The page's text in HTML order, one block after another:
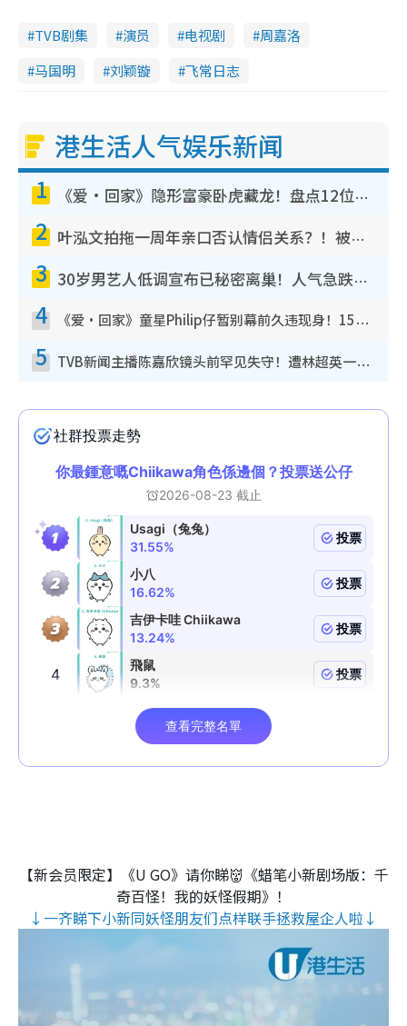
TVB剧集 演员 电视剧
周嘉洛
马国明
刘颖镟 飞常日志
港生活人气娱乐新闻
1 《爱·回家》隐形富豪卧虎藏龙！盘点12位财气逼人的有钱艺人：这位美女3亿身家不愁做
2 叶泓文拍拖一周年亲口否认情侣关系？！被质疑感情造假竟称GM“普通同事”
3 30岁男艺人低调宣布已秘密离巢！人气急跌变失踪人口：“这几年过得并不容易”
4 《爱·回家》童星Philip仔暂别幕前久违现身！15岁近况暴风成长长高变帅气少年
5 TVB新闻主播陈嘉欣镜头前罕见失守！遭林超英一句话突袭吓坏当场大笑
【新会员限定】《U GO》请你睇👹《蜡笔小新剧场版：千
奇百怪！我的妖怪假期》！
↓一齐睇下小新同妖怪朋友们点样联手拯救屋企人啦↓